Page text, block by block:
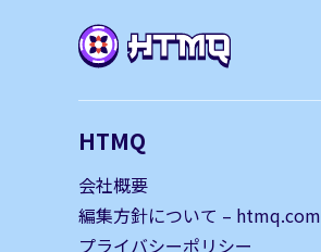
HTMQ
会社概要
編集方針について – htmq.com
プライバシーポリシー